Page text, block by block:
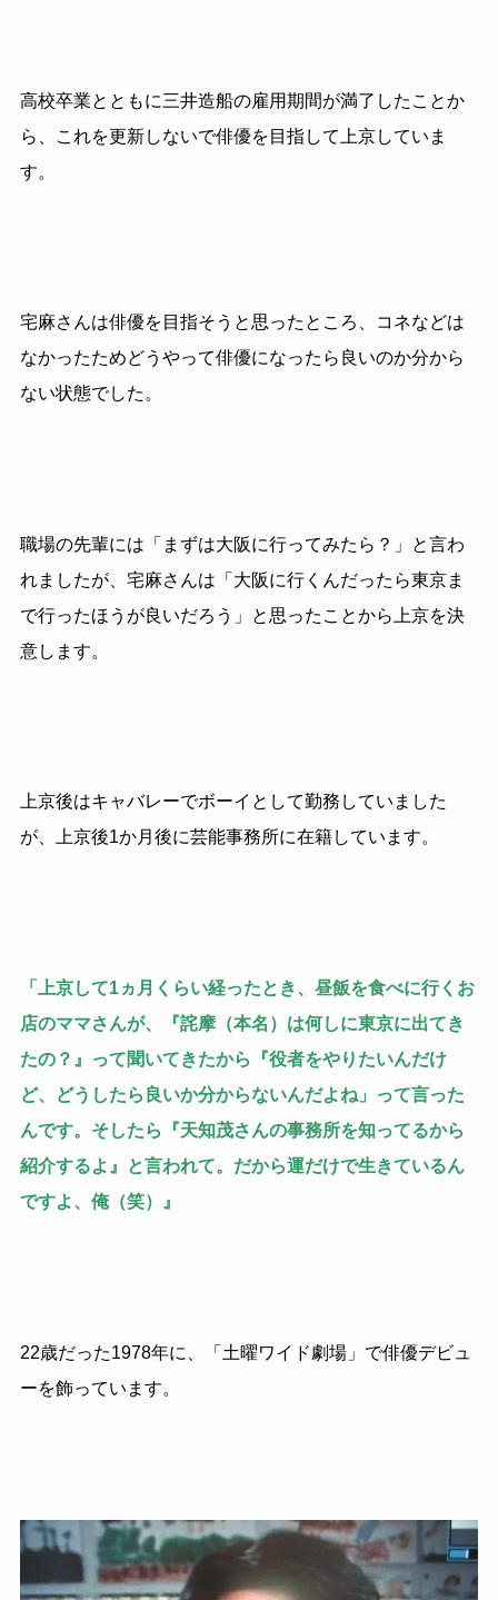
高校卒業とともに三井造船の雇用期間が満了したことか
ら、これを更新しないで俳優を目指して上京していま
す。
宅麻さんは俳優を目指そうと思ったところ、コネなどは
なかったためどうやって俳優になったら良いのか分から
ない状態でした。
職場の先輩には「まずは大阪に行ってみたら？」と言わ
れましたが、宅麻さんは「大阪に行くんだったら東京ま
で行ったほうが良いだろう」と思ったことから上京を決
意します。
上京後はキャバレーでボーイとして勤務していました
が、上京後1か月後に芸能事務所に在籍しています。
「上京して1ヵ月くらい経ったとき、昼飯を食べに行くお
店のママさんが、『詫摩（本名）は何しに東京に出てき
たの？』って聞いてきたから『役者をやりたいんだけ
ど、どうしたら良いか分からないんだよね」って言った
んです。そしたら『天知茂さんの事務所を知ってるから
紹介するよ』と言われて。だから運だけで生きているん
ですよ、俺（笑）』
22歳だった1978年に、「土曜ワイド劇場」で俳優デビュ
ーを飾っています。